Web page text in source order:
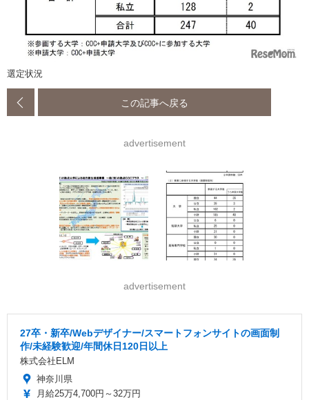
選定状況
この記事へ戻る
advertisement
advertisement
27卒・新卒/Webデザイナー/スマートフォンサイトの画面制
作/未経験歓迎/年間休日120日以上
株式会社ELM
神奈川県
月給25万4,700円～32万円